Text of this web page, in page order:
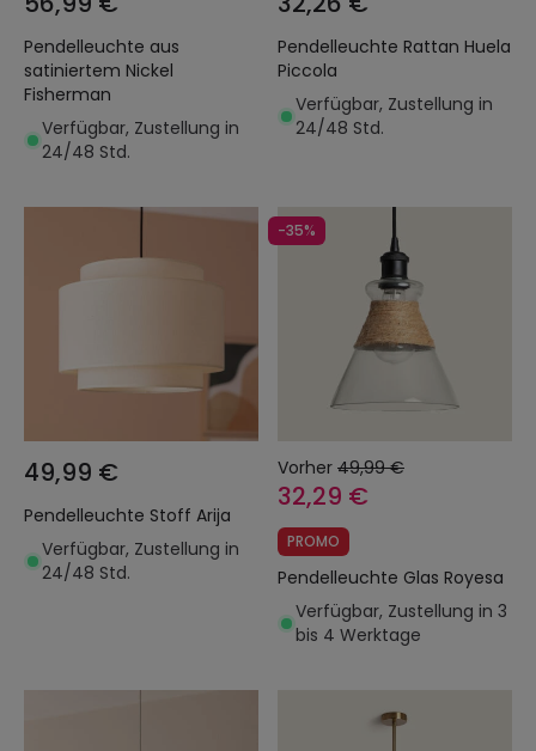
Pendelleuchte aus
satiniertem Nickel
Fisherman
Verfügbar, Zustellung in
24/48 Std.
Pendelleuchte Rattan Huela
Piccola
Verfügbar, Zustellung in
24/48 Std.
49,99 €
Pendelleuchte Stoff Arija
Verfügbar, Zustellung in
24/48 Std.
-35%
Vorher 49,99 €
32,29 €
PROMO
Pendelleuchte Glas Royesa
Verfügbar, Zustellung in 3
bis 4 Werktage